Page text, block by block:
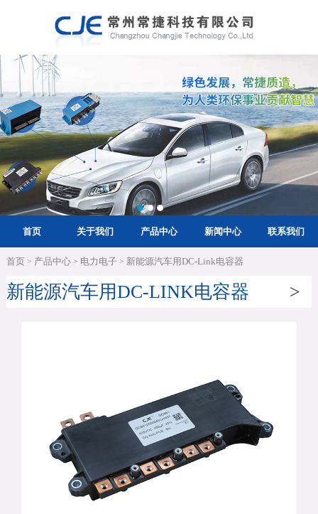
首页 关于我们 产品中心 新闻中心 联系我们
首页> 产品中心> 电力电子 > 新能源汽车用DC-Link电容器
新能源汽车用DC-LINK电容器 >